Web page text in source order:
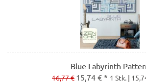
Blue Labyrinth
16,77 € 15,74 € * 1 Stk. |